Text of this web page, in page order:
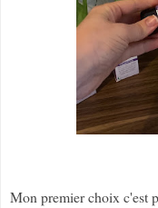
Mon premier choix c'est